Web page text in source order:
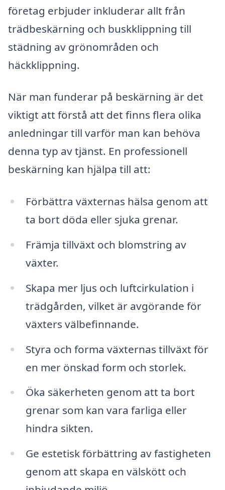
företag erbjuder inkluderar allt från
trädbeskärning och buskklippning till
städning av grönområden och
häckklippning.
När man funderar på beskärning är det
viktigt att förstå att det finns flera olika
anledningar till varför man kan behöva
denna typ av tjänst. En professionell
beskärning kan hjälpa till att:
Förbättra växternas hälsa genom att
ta bort döda eller sjuka grenar.
Främja tillväxt och blomstring av
växter.
Skapa mer ljus och luftcirkulation i
trädgården, vilket är avgörande för
växters välbefinnande.
Styra och forma växternas tillväxt för
en mer önskad form och storlek.
Öka säkerheten genom att ta bort
grenar som kan vara farliga eller
hindra sikten.
Ge estetisk förbättring av fastigheten
genom att skapa en välskött och